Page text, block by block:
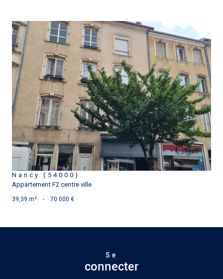
voir le bien
Nancy (54000)
Appartement F2 centre ville
39,39 m² - 70 000 €
Se
connecter